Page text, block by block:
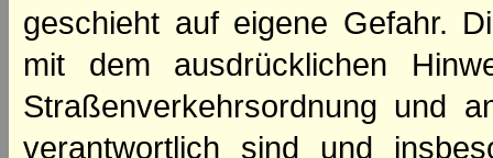
geschieht auf eigene Gefahr.
mit dem ausdrücklichen
Straßenverkehrsordnung und
verantwortlich sind und